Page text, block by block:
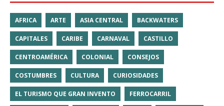
AFRICA ARTE ASIA CENTRAL BACKWATERS
CAPITALES CARIBE CARNAVAL CASTILLO
CENTROAMÉRICA COLONIAL CONSEJOS
COSTUMBRES CULTURA CURIOSIDADES
EL TURISMO QUE GRAN INVENTO FERROCARRIL